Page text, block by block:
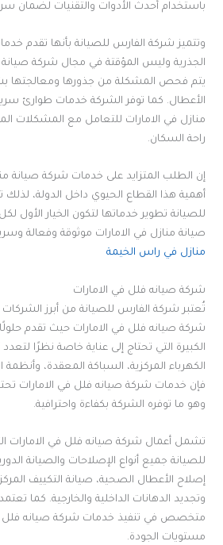
باستخدام أحدث الأدوات والتقنيات لضمان
وتتميز شركة الفارس للصيانة بأنها تقدم
الجذرية وليس المؤقتة في مجال شركة صيانة
يتم فحص المشكلة من جذورها ومعالجتها
الأعطال. كما توفر الشركة خدمات طوارئ
منازل في الامارات للتعامل مع المشكلات
راحة السكان.
إن الطلب المتزايد على خدمات شركة صيانة
أهمية هذا القطاع الحيوي داخل الدولة،
للصيانة تطوير خدماتها لتكون الخيار
صيانة منازل في الامارات موثوقة وفعالة
منازل في راس الخيمة
شركة صيانه فلل في الامارات
تُعتبر شركة الفارس للصيانة من أبرز
شركة صيانه فلل في الامارات حيث تقدم
الكبيرة التي تحتاج إلى عناية خاصة نظرًا
الكهرباء المركزية، السباكة المعقدة،
فإن خدمات شركة صيانه فلل في الامارات
وهو ما توفره الشركة بكفاءة واحترافية.
تشمل أعمال شركة صيانه فلل في الامارات
للصيانة جميع أنواع الإصلاحات والصيانة
إصلاح الأعطال الصحية، صيانة التكييف
وتجديد الدهانات الداخلية والخارجية. كما
متخصص في تنفيذ خدمات شركة صيانه فلل
مستويات الجودة.